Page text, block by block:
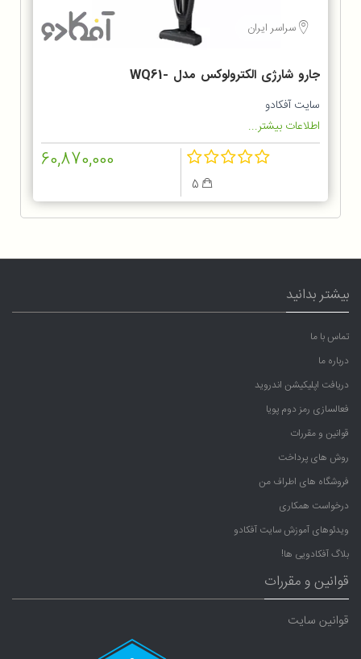
سراسر ایران
جارو شارژی الکترولوکس مدل WQ61-
1OGG
سایت آفکادو
اطلاعات بیشتر...
60,870,000
بیشتر بدانید
تماس با ما
درباره ما
دریافت اپلیکیشن اندروید
فعالسازی رمز دوم پویا
قوانین و مقررات
روش های پرداخت
فروشگاه های اطراف من
درخواست همکاری
ویدئوهای آموزش سایت آفکادو
بلاگ آفکادویی ها!
قوانین و مقررات
قوانین سایت